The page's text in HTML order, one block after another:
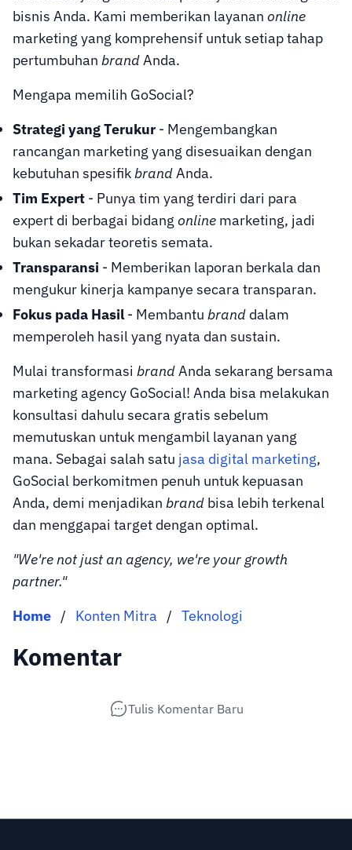
bisnis Anda. Kami memberikan layanan online
marketing yang komprehensif untuk setiap tahap
pertumbuhan brandAnda.
Mengapa memilih GoSocial?
Strategi yang Terukur - Mengembangkan
rancangan marketing yang disesuaikan dengan
kebutuhan spesifikbrandAnda.
Tim Expert - Punya tim yang terdiri dari para
expert di berbagai bidang online marketing, jadi
bukan sekadar teoretis semata.
Transparansi - Memberikan laporan berkala dan
mengukur kinerja kampanye secara transparan.
Fokus pada Hasil - Membantu brand dalam
memperoleh hasil yang nyata dan sustain.
Mulai transformasi brandAnda sekarang bersama
marketing agency GoSocial! Anda bisa melakukan
konsultasi dahulu secara gratis sebelum
memutuskan untuk mengambil layanan yang
mana. Sebagai salah satu jasa digital marketing,
GoSocial berkomitmen penuh untuk kepuasan
Anda, demi menjadikan brand bisa lebih terkenal
dan menggapai target dengan optimal.
"We're not just an agency, we're your growth
partner."
Home / Konten Mitra / Teknologi
Komentar
Tulis Komentar Baru